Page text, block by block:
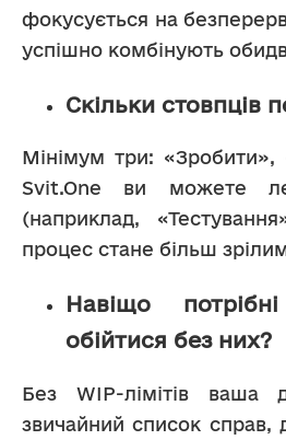
фокусується на
успішно комбінують
Скільки стовпців
Мінімум три:
Svit.One ви можете
(наприклад,
процес стане більш
Навіщо
обійтися без них?
Без WIP-лімітів ваша
звичайний список справ,